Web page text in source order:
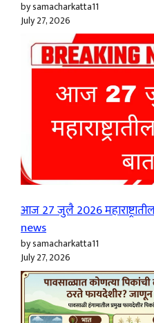
by samacharkatta11
July 27, 2026
आज 27 जुलै 2026
news
by samacharkatta11
July 27, 2026